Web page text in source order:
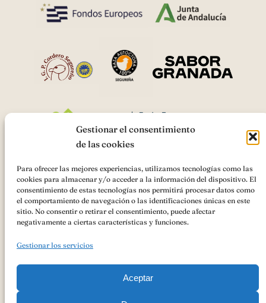
Gestionar el consentimiento
de las cookies
Para ofrecer las mejores experiencias, utilizamos tecnologías como las
cookies para almacenar y/o acceder a la información del dispositivo. El
consentimiento de estas tecnologías nos permitirá procesar datos como
el comportamiento de navegación o las identificaciones únicas en este
sitio. No consentir o retirar el consentimiento, puede afectar
negativamente a ciertas características y funciones.
Gestionar los servicios
Aceptar
AsociaciónIGP Cordero Segureño
ha recibido una ayuda de la
Unión Europea con cargo al
«Cooperación para la promoción de los
productos agrícolas y alimenticios en regímenes de calidad
(Intervención 7132)»Ayudas FEADER , Andalucía 2023-2027 para
PROMOCIÓN DEL MERCADO INTERIOR DE PRODUCTOS
CALIDAD AL ÓRGANO DE GESTIÓN DE LA INDICACIÓN
GEOGRÁFICA PROTEGIDA CORDERO SEGUREÑO